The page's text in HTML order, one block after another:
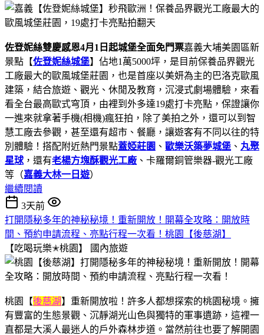
佐登妮絲雙慶感恩4月1日起城堡全面免門票嘉義大埔美園區新
景點【佐登妮絲城堡】佔地1萬5000坪，是目前保養品界觀光
工廠最大的歐風城堡莊園，也是首座以美妍為主的巴洛克歐風
建築，結合旅遊、觀光、休閒及教育，沉浸式劇場體驗，來看
看全台最高歐式穹頂，由裡到外多達19處打卡亮點，保證讓你
一進來就拿著手機(相機)瘋狂拍，除了美拍之外，還可以到智
慧工廠去參觀，甚至還有超市、餐廳，讓遊客有不同以往的特
別體驗！搭配附近熱門景點蓋婭莊園 、 歐樂沃築夢城堡 、 丸聚
星球 ，還有老楊方塊酥觀光工廠 、卡羅爾銅管樂器-觀光工廠
等（嘉義大林一日遊）
繼續閱讀
3天前
打開隱秘多年的神秘秘境！重新開放！開幕全攻略：開放時
間、預約申請流程、亮點行程一次看！桃園【後慈湖】
【吃喝玩樂✭桃園】
國內旅遊
桃園【後慈湖】重新開放啦！許多人都想探索的桃園秘境。擁
有豐富的生態景觀、沉靜湖光山色與獨特的軍事遺跡，這裡一
直都是大溪人最迷人的戶外森林步道。當然前往也要了解開園